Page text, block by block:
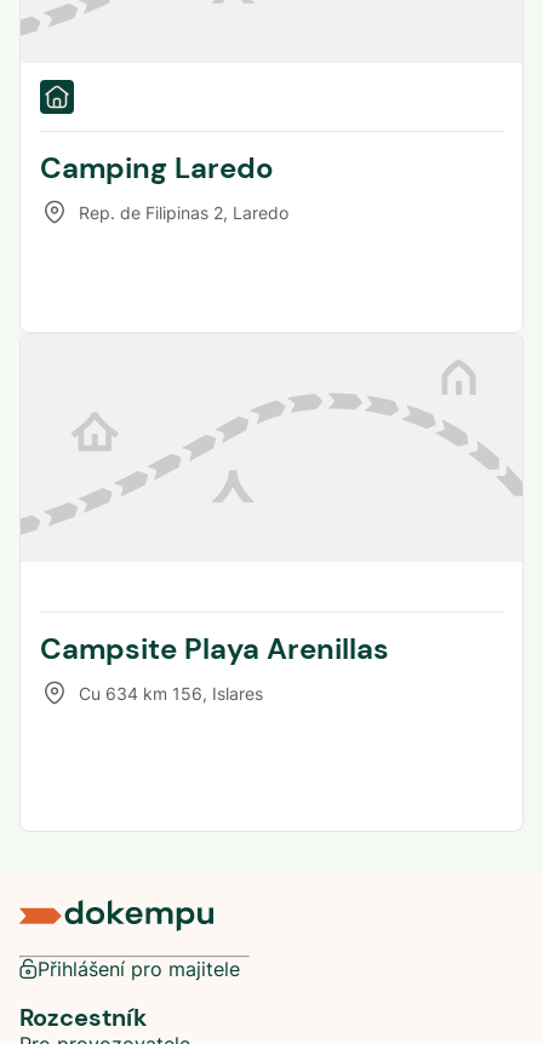
Camping Laredo
Rep. de Filipinas 2, Laredo
Campsite Playa Arenillas
Cu 634 km 156, Islares
Přihlášení pro majitele
Rozcestník